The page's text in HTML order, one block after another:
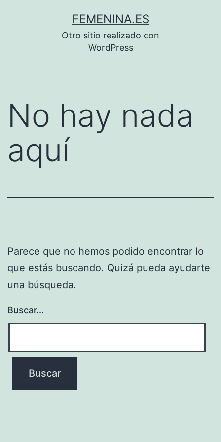
FEMENINA.ES
Otro sitio realizado con
WordPress
No hay nada
aquí
Parece que no hemos podido encontrar lo
que estás buscando. Quizá pueda ayudarte
una búsqueda.
Buscar...